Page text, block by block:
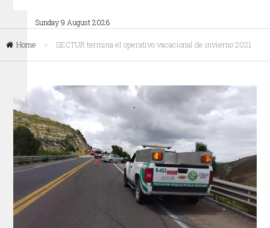
Sunday 9 August 2026
Home » SECTUR termina el operativo vacacional de invierno 2021